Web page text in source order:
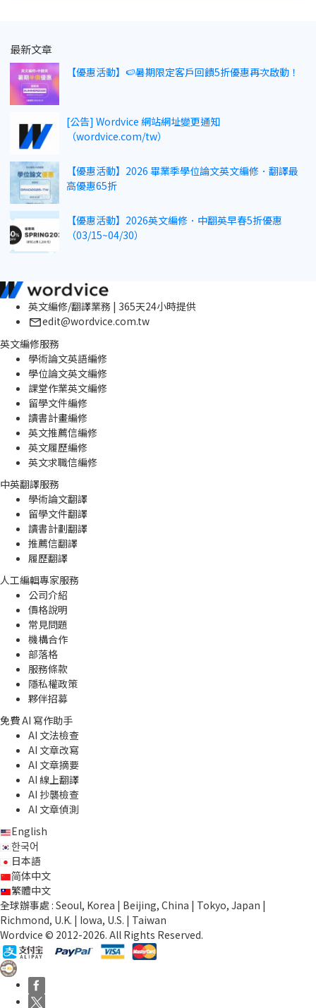
最新文章
【優惠活動】🍉暑期限定客戶回饋5折優惠再次啟動！
[公告] Wordvice 網站網址變更通知
（wordvice.com/tw）
【優惠活動】2026 畢業季學位論文英文編修．翻譯最
高優惠65折
【優惠活動】2026英文編修．中翻英早春5折優惠
（03/15~04/30）
英文編修/翻譯業務 | 365天24小時提供
edit@wordvice.com.tw
英文編修服務
學術論文英語編修
學位論文英文編修
課堂作業英文編修
留學文件編修
讀書計畫編修
英文推薦信編修
英文履歷編修
英文求職信編修
中英翻譯服務
學術論文翻譯
留學文件翻譯
讀書計劃翻譯
推薦信翻譯
履歷翻譯
人工編輯專家服務
公司介紹
價格說明
常見問題
機構合作
部落格
服務條款
隱私權政策
夥伴招募
免費 AI 寫作助手
AI 文法檢查
AI 文章改寫
AI 文章摘要
AI 線上翻譯
AI 抄襲檢查
AI 文章偵測
English
한국어
日本語
简体中文
繁體中文
全球辦事處 : Seoul, Korea | Beijing, China | Tokyo, Japan |
Richmond, U.K. | Iowa, U.S. | Taiwan
Wordvice © 2012-2026. All Rights Reserved.